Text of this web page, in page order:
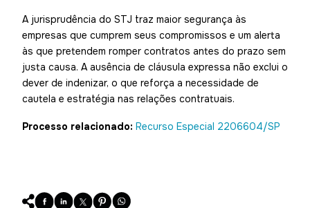
A jurisprudência do STJ traz maior segurança às
empresas que cumprem seus compromissos e um alerta
às que pretendem romper contratos antes do prazo sem
justa causa. A ausência de cláusula expressa não exclui o
dever de indenizar, o que reforça a necessidade de
cautela e estratégia nas relações contratuais.
Processo relacionado: Recurso Especial 2206604/SP